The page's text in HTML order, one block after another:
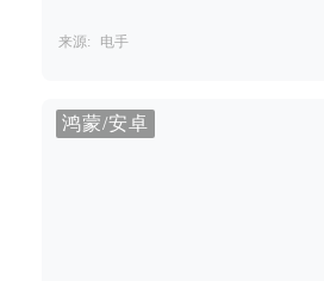
来源: 电手
鸿蒙/安卓